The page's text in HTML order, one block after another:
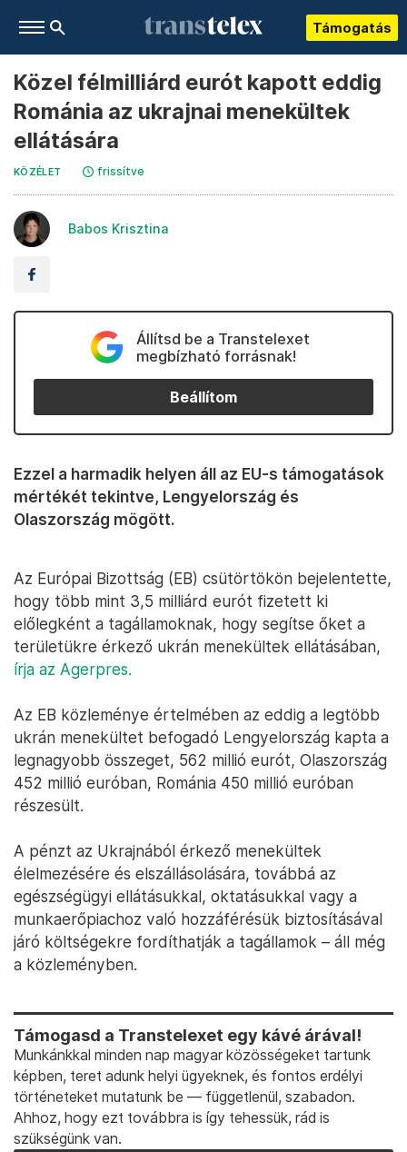
Támogatás
Közel félmilliárd eurót kapott eddig
Románia az ukrajnai menekültek
ellátására
KÖZÉLET frissítve
Babos Krisztina
Állítsd be a Transtelexet
megbízható forrásnak!
Beállítom
Ezzel a harmadik helyen áll az EU-s támogatások
mértékét tekintve, Lengyelország és
Olaszország mögött.
Az Európai Bizottság (EB) csütörtökön bejelentette,
hogy több mint 3,5 milliárd eurót fizetett ki
előlegként a tagállamoknak, hogy segítse őket a
területükre érkező ukrán menekültek ellátásában,
írja az Agerpres.
Az EB közleménye értelmében az eddig a legtöbb
ukrán menekültet befogadó Lengyelország kapta a
legnagyobb összeget, 562 millió eurót, Olaszország
452 millió euróban, Románia 450 millió euróban
részesült.
A pénzt az Ukrajnából érkező menekültek
élelmezésére és elszállásolására, továbbá az
egészségügyi ellátásukkal, oktatásukkal vagy a
munkaerőpiachoz való hozzáférésük biztosításával
járó költségekre fordíthatják a tagállamok – áll még
a közleményben.
Támogasd a Transtelexet egy kávé árával!
Munkánkkal minden nap magyar közösségeket tartunk
képben, teret adunk helyi ügyeknek, és fontos erdélyi
történeteket mutatunk be — függetlenül, szabadon.
Ahhoz, hogy ezt továbbra is így tehessük, rád is
szükségünk van.